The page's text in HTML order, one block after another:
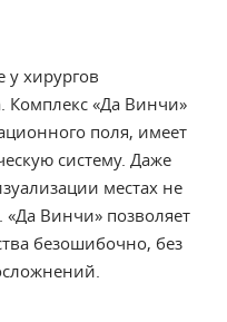
хирургов
Комплекс «Да Винчи»
поля, имеет
систему. Даже
местах не
Винчи» позволяет
безошибочно, без